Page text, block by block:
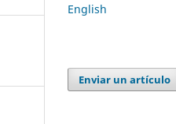
English
Enviar un artículo